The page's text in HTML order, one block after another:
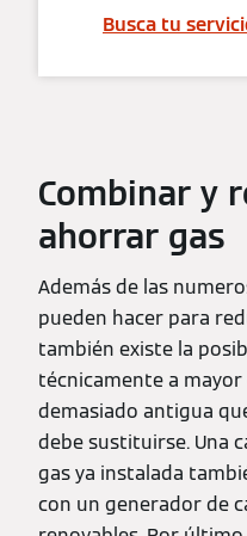
Busca tu
Combinar y
ahorrar gas
Además de las
pueden hacer para
también existe la
técnicamente a mayor
demasiado antigua
debe sustituirse. Una
gas ya instalada
con un generador de